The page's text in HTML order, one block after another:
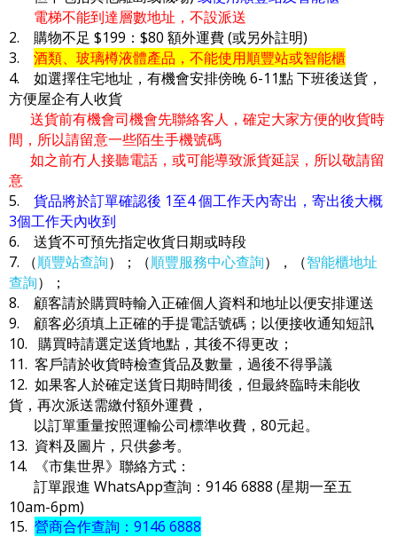
電梯不能到達層數地址，不設派送
2. 購物不足 $199：$80 額外運費 (或另外註明)
3. 酒類、玻璃樽液體產品，不能使用順豐站或智能櫃
4. 如選擇住宅地址，有機會安排傍晚 6-11點 下班後送貨，
方便屋企有人收貨
送貨前有機會司機會先聯絡客人，確定大家方便的收貨時
間，所以請留意一些陌生手機號碼
如之前冇人接聽電話，或可能導致派貨延誤，所以敬請留
意
5. 貨品將於訂單確認後 1至4 個工作天內寄出，寄出後大概
3個工作天內收到
6. 送貨不可預先指定收貨日期或時段
7. （順豐站查詢）；（順豐服務中心查詢），（智能櫃地址
查詢）；
8. 顧客請於購買時輸入正確個人資料和地址以便安排運送
9. 顧客必須填上正確的手提電話號碼；以便接收通知短訊
10. 購買時請選定送貨地點，其後不得更改；
11. 客戶請於收貨時檢查貨品及數量，過後不得爭議
12. 如果客人於確定送貨日期時間後，但最終臨時未能收
貨，再次派送需繳付額外運費，
以訂單重量按照運輸公司標準收費，80元起。
13. 資料及圖片，只供參考。
14. 《市集世界》聯絡方式：
訂單跟進 WhatsApp查詢：9146 6888 (星期一至五
10am-6pm)
15. 營商合作查詢：9146 6888